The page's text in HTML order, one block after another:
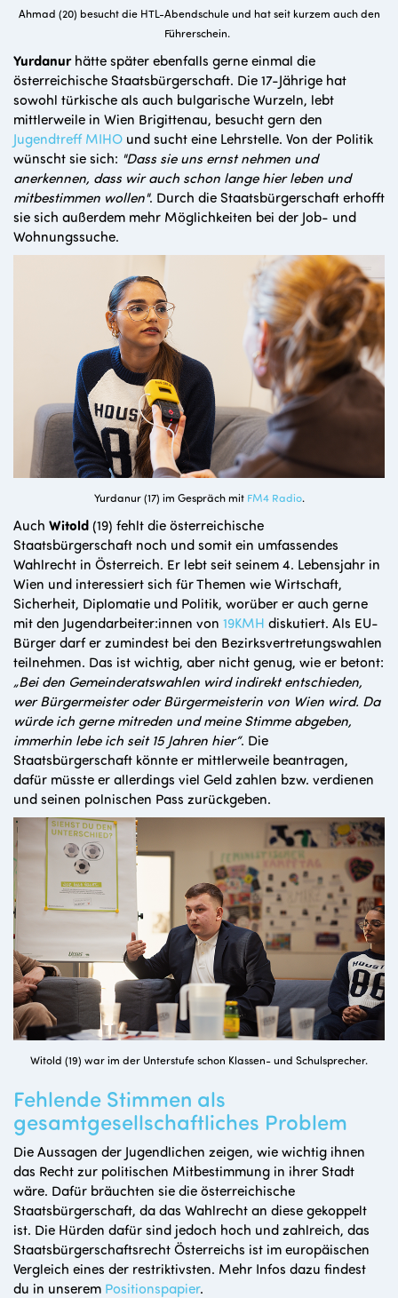
Ahmad (20) besucht die HTL-Abendschule und hat seit kurzem auch den
Führerschein.
Yurdanurhätte später ebenfalls gerne einmal die
österreichische Staatsbürgerschaft. Die 17-Jährige hat
sowohl türkische als auch bulgarische Wurzeln, lebt
mittlerweile in Wien Brigittenau, besucht gern den
Jugendtreff MIHO und sucht eine Lehrstelle. Von der Politik
wünscht sie sich: "Dass sie uns ernst nehmen und
anerkennen, dass wir auch schon lange hier leben und
mitbestimmen wollen". Durch die Staatsbürgerschaft erhofft
sie sich außerdem mehr Möglichkeiten bei der Job- und
Wohnungssuche.
Yurdanur (17) im Gespräch mit FM4 Radio.
Auch Witold(19) fehlt die österreichische
Staatsbürgerschaft noch und somit ein umfassendes
Wahlrecht in Österreich. Er lebt seit seinem 4. Lebensjahr in
Wien und interessiert sich für Themen wie Wirtschaft,
Sicherheit, Diplomatie und Politik, worüber er auch gerne
mit den Jugendarbeiter:innen von 19KMH diskutiert. Als EU-
Bürger darf er zumindest bei den Bezirksvertretungswahlen
teilnehmen. Das ist wichtig, aber nicht genug, wie er betont:
„Bei den Gemeinderatswahlen wird indirekt entschieden,
wer Bürgermeister oder Bürgermeisterin von Wien wird. Da
würde ich gerne mitreden und meine Stimme abgeben,
immerhin lebe ich seit 15 Jahren hier“. Die
Staatsbürgerschaft könnte er mittlerweile beantragen,
dafür müsste er allerdings viel Geld zahlen bzw. verdienen
und seinen polnischen Pass zurückgeben.
Witold (19) war im der Unterstufe schon Klassen- und Schulsprecher.
Fehlende Stimmen als
gesamtgesellschaftliches Problem
Die Aussagen der Jugendlichen zeigen, wie wichtig ihnen
das Recht zur politischen Mitbestimmung in ihrer Stadt
wäre. Dafür bräuchten sie die österreichische
Staatsbürgerschaft, da das Wahlrecht an diese gekoppelt
ist. Die Hürden dafür sind jedoch hoch und zahlreich, das
Staatsbürgerschaftsrecht Österreichs ist im europäischen
Vergleich eines der restriktivsten. Mehr Infos dazu findest
du in unserem Positionspapier.